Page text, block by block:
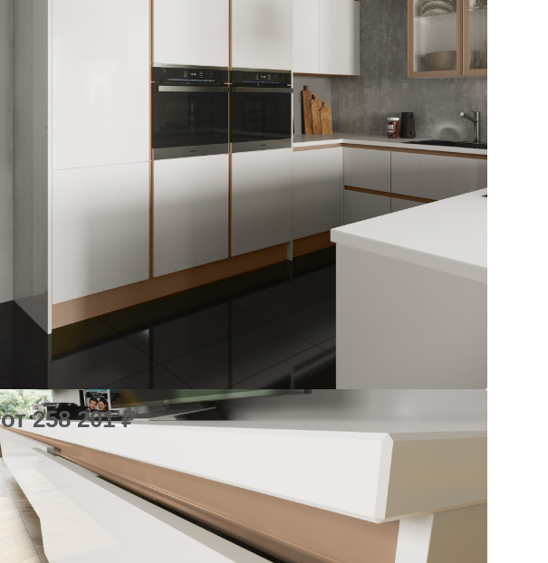
Шкаф под встроенный холодильник
Тумба 3 ящика
Тумба под ДШ
Фасад под ПММ
Шкаф верхний
Шкаф верхний
Шкаф с сушкой INOXA 2-уровневая
Цоколь ТИПЦ-5ПВХ 150*3300мм
от 258 201₽
Есть в наличии
ЗАКАЗАТЬ ПРОЕКТ